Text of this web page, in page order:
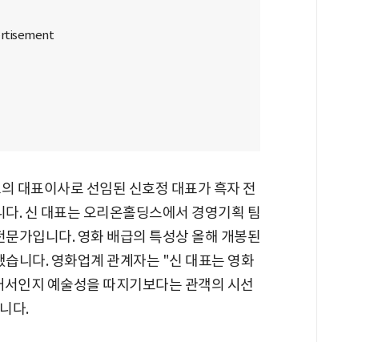
대표이사로 선임된 신호정 대표가 흑자 전
. 신 대표는 오리온홀딩스에서 경영기획 팀
가입니다. 영화 배급의 특성상 올해 개봉된
니다. 영화업계 관계자는 "신 대표는 영화
인지 예술성을 따지기보다는 관객의 시선
다.